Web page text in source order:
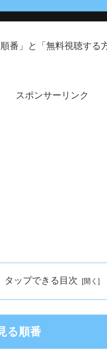
番」と「無料視聴する
スポンサーリンク
タップできる目次
る順番